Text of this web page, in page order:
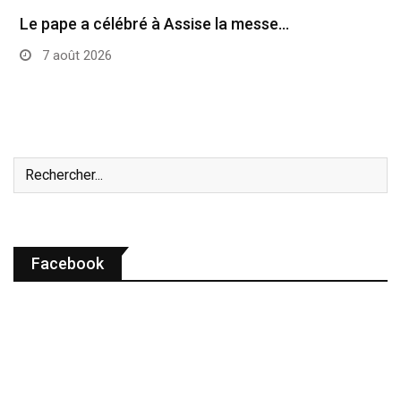
Le pape a célébré à Assise la messe…
7 août 2026
Facebook